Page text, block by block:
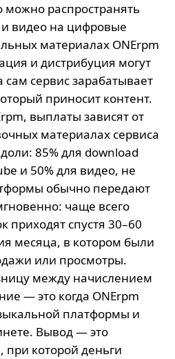
можно распространять
видео на цифровые
материалах ONErpm
и дистрибуция могут
сервис зарабатывает
приносит контент.
выплаты зависят от
материалах сервиса
85% для download
и 50% для видео, не
обычно передают
чаще всего
приходят спустя 30–60
месяца, в котором были
или просмотры.
между начислением
— это когда ONErpm
платформы и
Вывод — это
при которой деньги